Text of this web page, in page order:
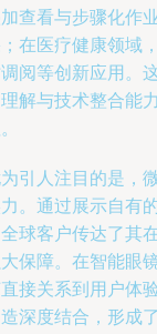
查看与步骤化作
在医疗健康领域
阅等创新应用。
解与技术整合能
引人注目的是，
。通过展示自有
球客户传达了其
保障。在智能眼
接关系到用户体
深度结合，形成